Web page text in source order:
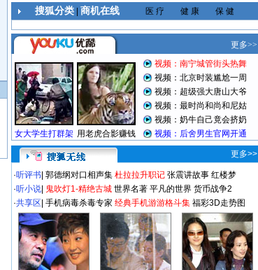
搜狐分类| 商机在线 医 疗 健 康 保 健
更多>>
·听评书 郭德纲对口相声集 杜拉拉升职记 张震讲故事 红楼梦
·听小说 鬼吹灯1-精绝古城 世界名著 平凡的世界 货币战争2
·共享区 手机病毒杀毒专家 经典手机游游格斗集 福彩3D走势图